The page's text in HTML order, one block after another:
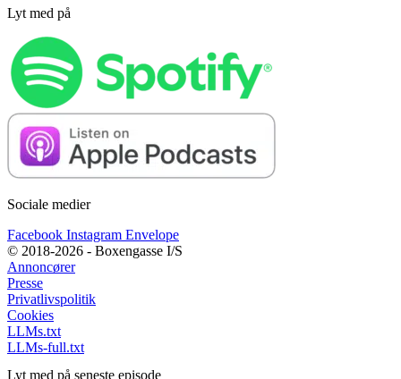
Lyt med på
Sociale medier
Facebook Instagram Envelope
© 2018-2026 - Boxengasse I/S
Annoncører
Presse
Privatlivspolitik
Cookies
LLMs.txt
LLMs-full.txt
Lyt med på seneste episode